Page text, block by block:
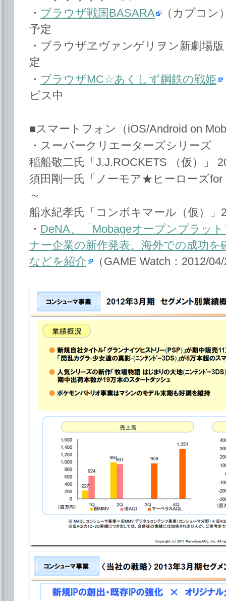
・ ブラウザ戦国BASARA
（カプコン
予定
・ブラウザヱヴァンゲリヲン新劇場
定
・ ブラウザMC☆あくしず鋼鉄の戦姫
ビス中
■スマートフォン（iOS/Android on
・スーパークリエーターズシリーズ
稲船敬二氏「J.J.ROCKETS （仮）」
須田剛一氏「ノーモア★ヒーローズfor
～
船水紀孝氏「コンボキマール（仮）」
・ DeNA、「Mobageオープンプラッ
ナー企業の新作発表、海外での成功
などを紹介
（GAME Watch：2012/